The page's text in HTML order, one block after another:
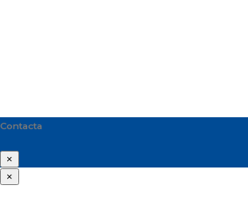
Contacta
×
×